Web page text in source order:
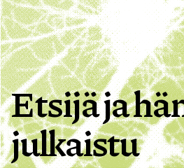
Etsijä ja
julkaistu